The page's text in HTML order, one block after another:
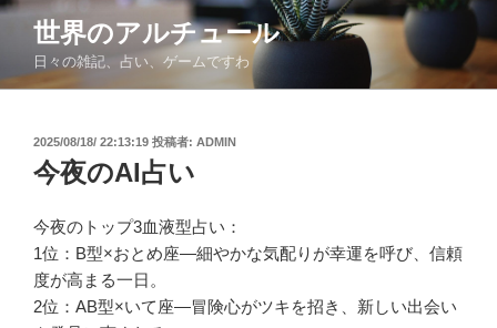
コ
ン
世界のアルチュール
日々の雑記、占い、ゲームですわ
投
稿
日:
2025/08/18/ 22:13:19 投稿者: ADMIN
今夜のAI占い
今夜のトップ3血液型占い：
1位：B型×おとめ座―細やかな気配りが幸運を呼び、信頼
度が高まる一日。
2位：AB型×いて座―冒険心がツキを招き、新しい出会い